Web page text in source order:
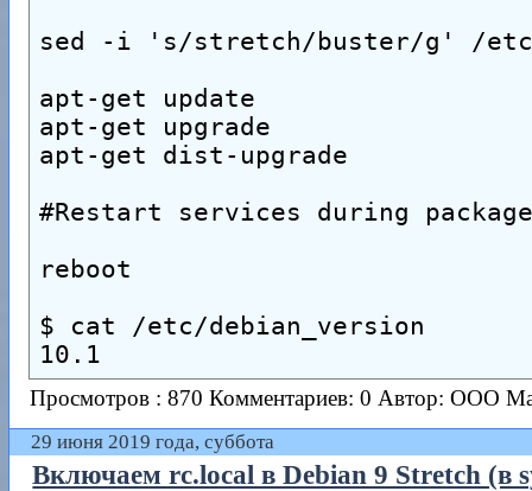
sed -i 's/stretch/buster/g' /
apt-get update
apt-get upgrade
apt-get dist-upgrade
#Restart services during
reboot
$ cat /etc/debian_version
10.1
Просмотров : 870 Комментариев: 0 Автор: ООО
29 июня 2019 года, суббота
Включаем rc.local в Debian 9 Stretch (в